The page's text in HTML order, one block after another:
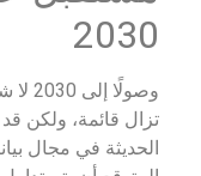
2030
الحديثة في مجال